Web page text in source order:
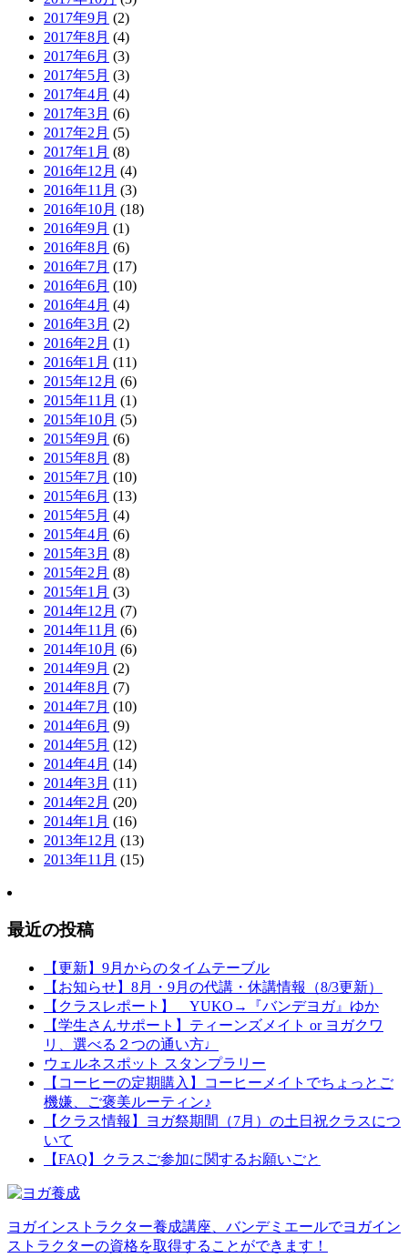
2017年9月 (2)
2017年8月 (4)
2017年6月 (3)
2017年5月 (3)
2017年4月 (4)
2017年3月 (6)
2017年2月 (5)
2017年1月 (8)
2016年12月 (4)
2016年11月 (3)
2016年10月 (18)
2016年9月 (1)
2016年8月 (6)
2016年7月 (17)
2016年6月 (10)
2016年4月 (4)
2016年3月 (2)
2016年2月 (1)
2016年1月 (11)
2015年12月 (6)
2015年11月 (1)
2015年10月 (5)
2015年9月 (6)
2015年8月 (8)
2015年7月 (10)
2015年6月 (13)
2015年5月 (4)
2015年4月 (6)
2015年3月 (8)
2015年2月 (8)
2015年1月 (3)
2014年12月 (7)
2014年11月 (6)
2014年10月 (6)
2014年9月 (2)
2014年8月 (7)
2014年7月 (10)
2014年6月 (9)
2014年5月 (12)
2014年4月 (14)
2014年3月 (11)
2014年2月 (20)
2014年1月 (16)
2013年12月 (13)
2013年11月 (15)
最近の投稿
【更新】9月からのタイムテーブル
【お知らせ】8月・9月の代講・休講情報（8/3更新）
【クラスレポート】 YUKO→『バンデヨガ』ゆか
【学生さんサポート】ティーンズメイト or ヨガクワ
リ、選べる２つの通い方♩
ウェルネスポット スタンプラリー
【コーヒーの定期購入】コーヒーメイトでちょっとご
機嫌、ご褒美ルーティン♪
【クラス情報】ヨガ祭期間（7月）の土日祝クラスにつ
いて
【FAQ】クラスご参加に関するお願いごと
ヨガインストラクター養成講座、バンデミエールでヨガイン
ストラクターの資格を取得することができます！